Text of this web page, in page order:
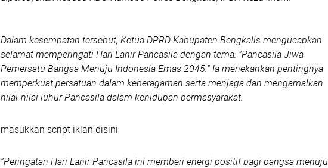
Dalam kesempatan tersebut, Ketua DPRD Kabupaten Bengkalis mengucapkan
selamat memperingati Hari Lahir Pancasila dengan tema: "Pancasila Jiwa
Pemersatu Bangsa Menuju Indonesia Emas 2045." Ia menekankan pentingnya
memperkuat persatuan dalam keberagaman serta menjaga dan mengamalkan
nilai-nilai luhur Pancasila dalam kehidupan bermasyarakat.
masukkan script iklan disini
“Peringatan Hari Lahir Pancasila ini memberi energi positif bagi bangsa menuju